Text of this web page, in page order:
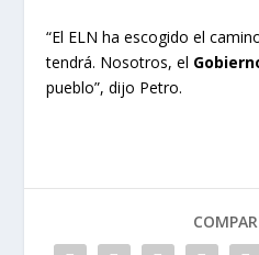
“El ELN ha escogido el
tendrá. Nosotros, el
pueblo”, dijo Petro.